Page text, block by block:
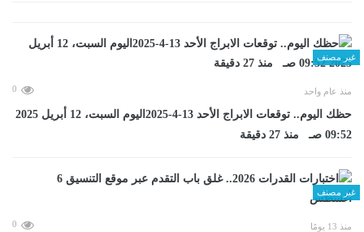
غير مصنف
منذ عام واحد 0
حظك اليوم.. توقعات الابراج الأحد 13-4-2025اليوم السبت، 12 أبريل 2025
09:52 صـ منذ 27 دقيقة
غير مصنف
منذ 13 يومًا 0